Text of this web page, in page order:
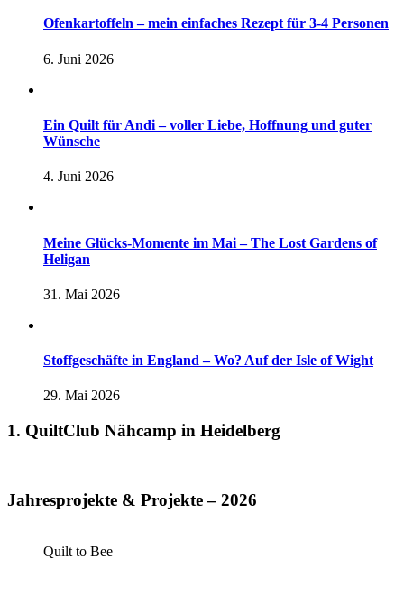
Ofenkartoffeln – mein einfaches Rezept für 3-4 Personen
6. Juni 2026
Ein Quilt für Andi – voller Liebe, Hoffnung und guter
Wünsche
4. Juni 2026
Meine Glücks-Momente im Mai – The Lost Gardens of
Heligan
31. Mai 2026
Stoffgeschäfte in England – Wo? Auf der Isle of Wight
29. Mai 2026
1. QuiltClub Nähcamp in Heidelberg
Jahresprojekte & Projekte – 2026
Quilt to Bee